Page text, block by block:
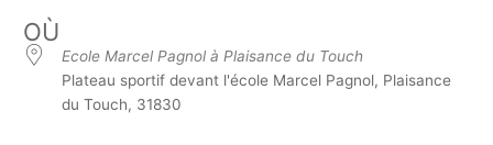
OÙ
Ecole Marcel Pagnol à Plaisance du Touch
Plateau sportif devant l'école Marcel Pagnol, Plaisance
du Touch, 31830